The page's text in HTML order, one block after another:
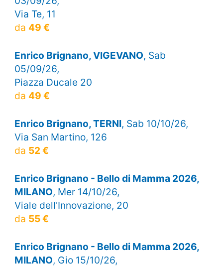
Via Te, 11
da 49 €
Enrico Brignano, VIGEVANO, Sab
05/09/26,
Piazza Ducale 20
da 49 €
Enrico Brignano, TERNI, Sab 10/10/26,
Via San Martino, 126
da 52 €
Enrico Brignano - Bello di Mamma 2026,
MILANO, Mer 14/10/26,
Viale dell'Innovazione, 20
da 55 €
Enrico Brignano - Bello di Mamma 2026,
MILANO, Gio 15/10/26,